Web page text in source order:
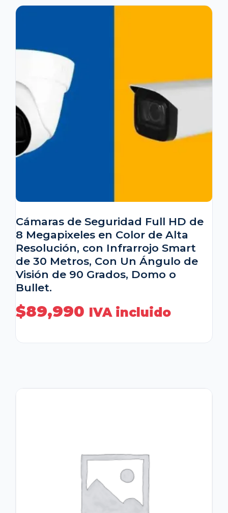
Cámaras de Seguridad Full HD de
8 Megapixeles en Color de Alta
Resolución, con Infrarrojo Smart
de 30 Metros, Con Un Ángulo de
Visión de 90 Grados, Domo o
Bullet.
$89,990 IVA incluido